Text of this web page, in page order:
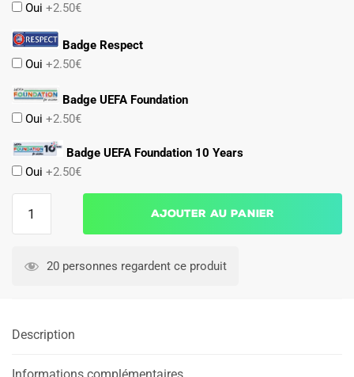
Oui +2.50€
Badge Respect
Oui +2.50€
Badge UEFA Foundation
Oui +2.50€
Badge UEFA Foundation 10 Years
Oui +2.50€
Match
2024
Ajouter au panier
20 personnes regardent ce produit
Description
Informations complémentaires